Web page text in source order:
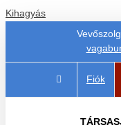
Kihagyás
Fiók